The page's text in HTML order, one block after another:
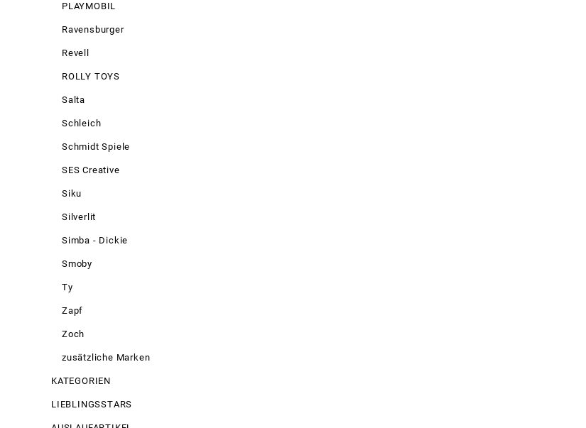
PLAYMOBIL
Ravensburger
Revell
ROLLY TOYS
Salta
Schleich
Schmidt Spiele
SES Creative
Siku
Silverlit
Simba - Dickie
Smoby
Ty
Zapf
Zoch
zusätzliche Marken
KATEGORIEN
LIEBLINGSSTARS